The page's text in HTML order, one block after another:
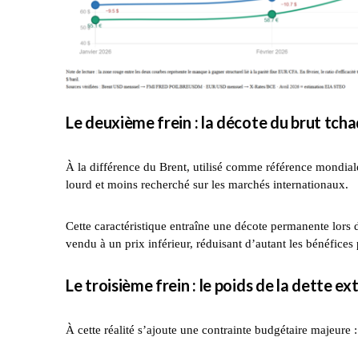
Le deuxième frein : la décote du brut
À la différence du Brent, utilisé comme référence
lourd et moins recherché sur les marchés internationaux.
Cette caractéristique entraîne une décote permanente
vendu à un prix inférieur, réduisant d’autant les bénéfices
Le troisième frein : le poids de la dette
À cette réalité s’ajoute une contrainte budgétaire majeure